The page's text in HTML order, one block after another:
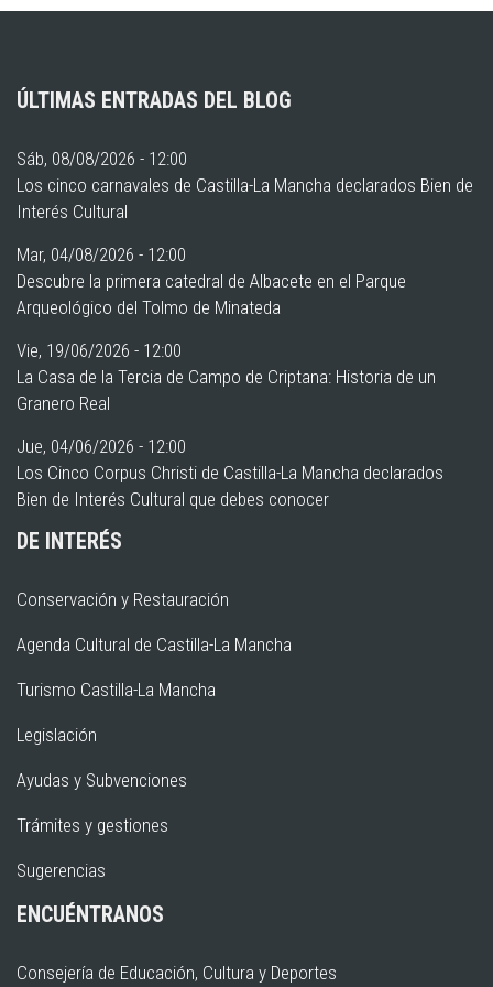
ÚLTIMAS ENTRADAS DEL BLOG
Sáb, 08/08/2026 - 12:00
Los cinco carnavales de Castilla-La Mancha declarados Bien de
Interés Cultural
Mar, 04/08/2026 - 12:00
Descubre la primera catedral de Albacete en el Parque
Arqueológico del Tolmo de Minateda
Vie, 19/06/2026 - 12:00
La Casa de la Tercia de Campo de Criptana: Historia de un
Granero Real
Jue, 04/06/2026 - 12:00
Los Cinco Corpus Christi de Castilla-La Mancha declarados
Bien de Interés Cultural que debes conocer
DE INTERÉS
Conservación y Restauración
Agenda Cultural de Castilla-La Mancha
Turismo Castilla-La Mancha
Legislación
Ayudas y Subvenciones
Trámites y gestiones
Sugerencias
ENCUÉNTRANOS
Consejería de Educación, Cultura y Deportes